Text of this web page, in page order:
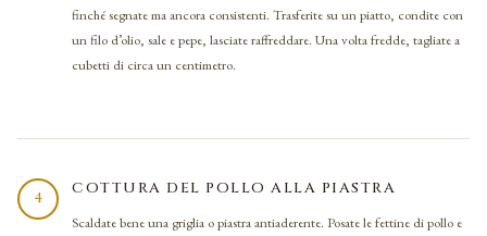
finché segnate ma ancora consistenti. Trasferite su un piatto, condite con
un filo d’olio, sale e pepe, lasciate raffreddare. Una volta fredde, tagliate a
cubetti di circa un centimetro.
4
COTTURA DEL POLLO ALLA PIASTRA
Scaldate bene una griglia o piastra antiaderente. Posate le fettine di pollo e